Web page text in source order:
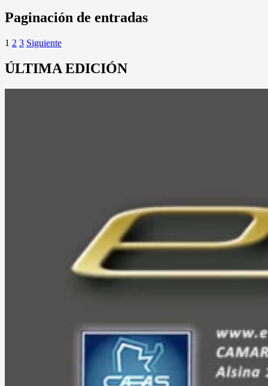
Paginación de entradas
1 2 3 Siguiente
ÚLTIMA EDICIÓN